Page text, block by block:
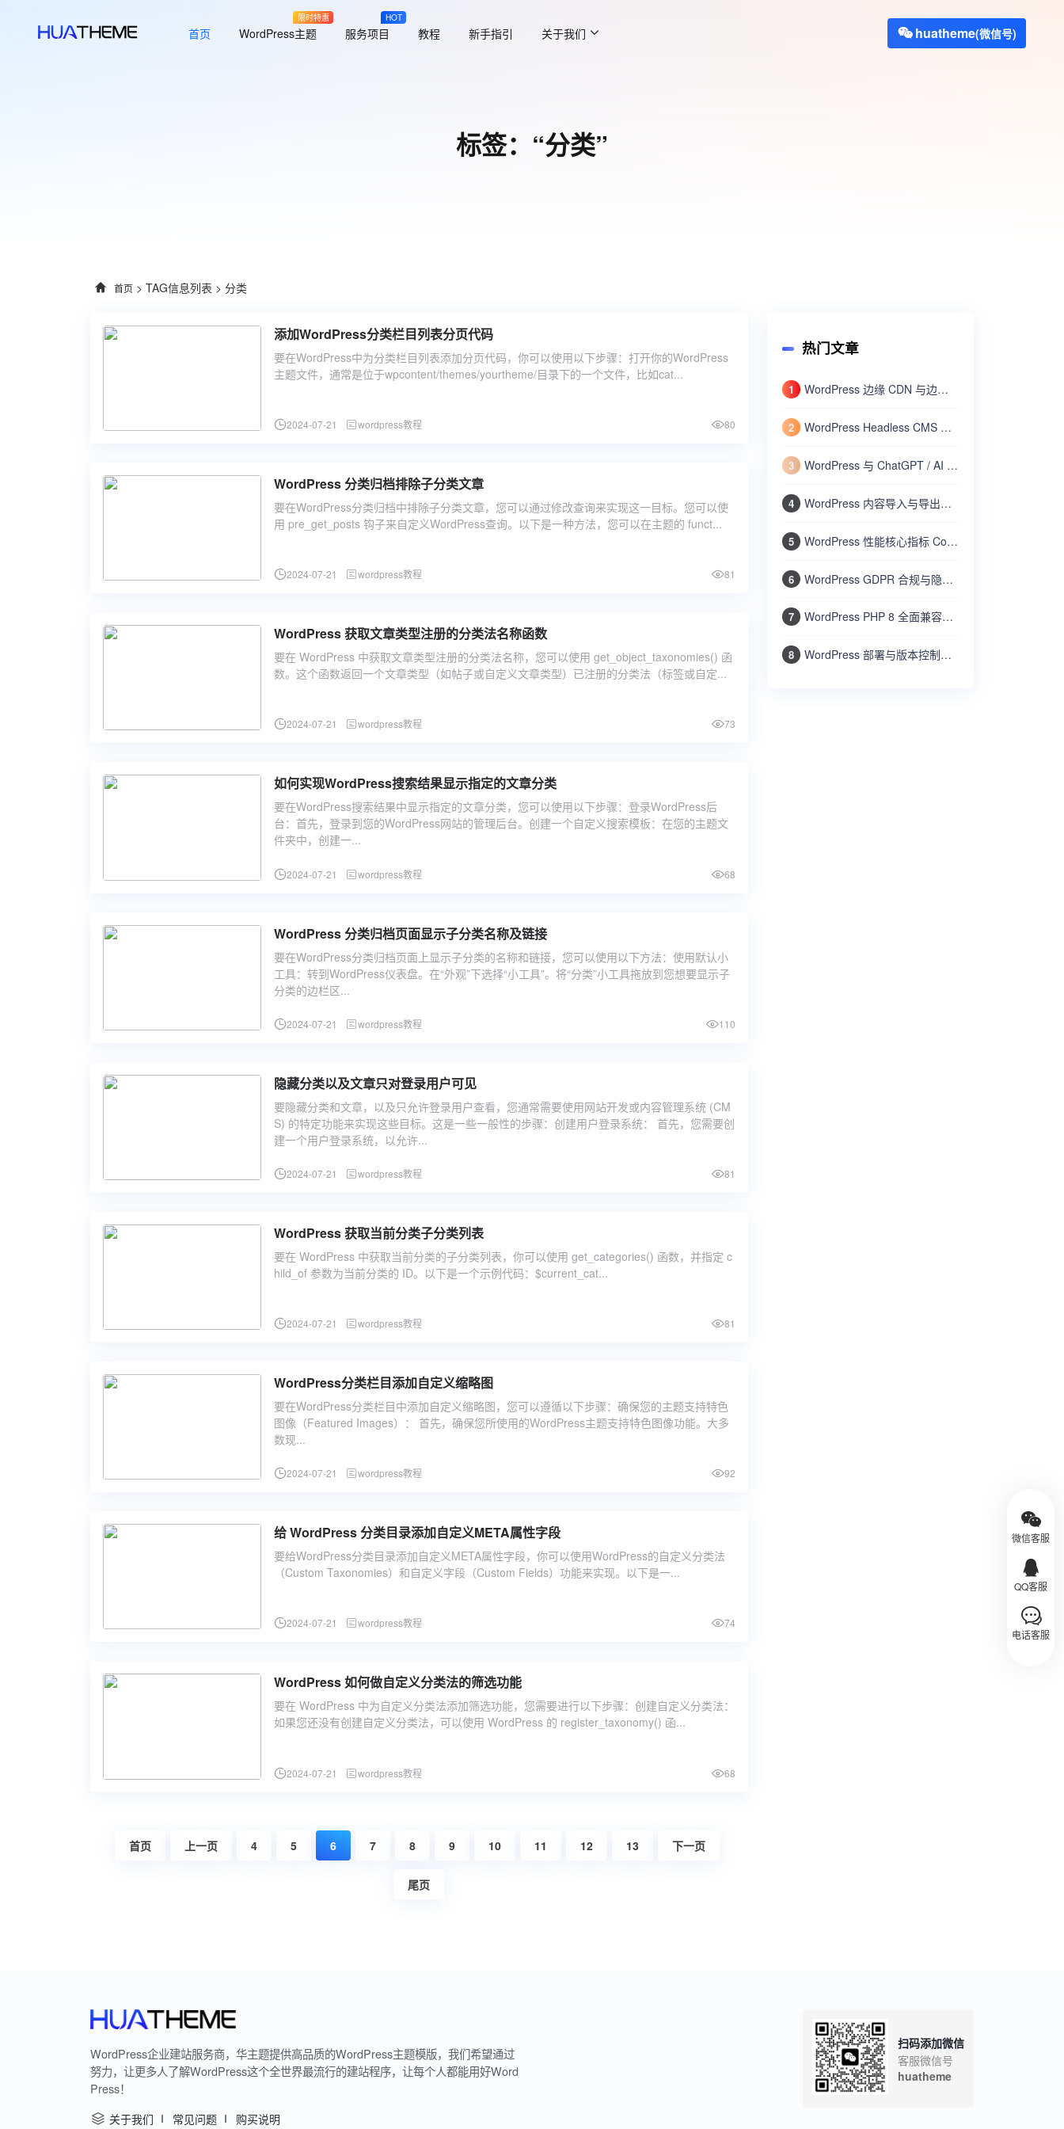
首页 WordPress主题
限时特惠
服务项目
HOT
教程 新手指引 关于我们 huatheme(微信号)
标签：“分类”
首页 > TAG信息列表 > 分类
添加WordPress分类栏目列表分页代码
要在WordPress中为分类栏目列表添加分页代码，你可以使用以下步骤：打开你的WordPress
主题文件，通常是位于wpcontent/themes/yourtheme/目录下的一个文件，比如cat...
2024-07-21 wordpress教程 80
WordPress 分类归档排除子分类文章
要在WordPress分类归档中排除子分类文章，您可以通过修改查询来实现这一目标。您可以使
用 pre_get_posts 钩子来自定义WordPress查询。以下是一种方法，您可以在主题的 funct...
2024-07-21 wordpress教程 81
WordPress 获取文章类型注册的分类法名称函数
要在 WordPress 中获取文章类型注册的分类法名称，您可以使用 get_object_taxonomies() 函
数。这个函数返回一个文章类型（如帖子或自定义文章类型）已注册的分类法（标签或自定...
2024-07-21 wordpress教程 73
如何实现WordPress搜索结果显示指定的文章分类
要在WordPress搜索结果中显示指定的文章分类，您可以使用以下步骤：登录WordPress后
台：首先，登录到您的WordPress网站的管理后台。创建一个自定义搜索模板：在您的主题文
件夹中，创建一...
2024-07-21 wordpress教程 68
WordPress 分类归档页面显示子分类名称及链接
要在WordPress分类归档页面上显示子分类的名称和链接，您可以使用以下方法：使用默认小
工具：转到WordPress仪表盘。在“外观”下选择“小工具”。将“分类”小工具拖放到您想要显示子
分类的边栏区...
2024-07-21 wordpress教程 110
隐藏分类以及文章只对登录用户可见
要隐藏分类和文章，以及只允许登录用户查看，您通常需要使用网站开发或内容管理系统 (CM
S) 的特定功能来实现这些目标。这是一些一般性的步骤：创建用户登录系统： 首先，您需要创
建一个用户登录系统，以允许...
2024-07-21 wordpress教程 81
WordPress 获取当前分类子分类列表
要在 WordPress 中获取当前分类的子分类列表，你可以使用 get_categories() 函数，并指定 c
hild_of 参数为当前分类的 ID。以下是一个示例代码：$current_cat...
2024-07-21 wordpress教程 81
WordPress分类栏目添加自定义缩略图
要在WordPress分类栏目中添加自定义缩略图，您可以遵循以下步骤：确保您的主题支持特色
图像（Featured Images）： 首先，确保您所使用的WordPress主题支持特色图像功能。大多
数现...
2024-07-21 wordpress教程 92
给 WordPress 分类目录添加自定义META属性字段
要给WordPress分类目录添加自定义META属性字段，你可以使用WordPress的自定义分类法
（Custom Taxonomies）和自定义字段（Custom Fields）功能来实现。以下是一...
2024-07-21 wordpress教程 74
WordPress 如何做自定义分类法的筛选功能
要在 WordPress 中为自定义分类法添加筛选功能，您需要进行以下步骤：创建自定义分类法：
如果您还没有创建自定义分类法，可以使用 WordPress 的 register_taxonomy() 函...
2024-07-21 wordpress教程 68
首页 上一页 4 5 6 7 8 9 10 11 12 13 下一页
尾页
热门文章
1 WordPress 边缘 CDN 与边缘计算实战：使用 Cloudflare Workers 加速动态内容与全球分发
2 WordPress Headless CMS 无头架构完全指南：将 WordPress 作为内容 API 结合 Next.js/Nuxt 构建网站
3 WordPress 与 ChatGPT / AI 人工智能集成实战：自动生成文章摘要、SEO 标题和智能客服机器人
4 WordPress 内容导入与导出高级指南：使用 WP-CLI 和内置工具批量迁移文章、用户和设置
5 WordPress 性能核心指标 Core Web Vitals 优化：LCP、FID、CLS 的测量与改进方法
6 WordPress GDPR 合规与隐私保护全攻略：Cookie 通知、数据导出、隐私政策、用户数据删除
7 WordPress PHP 8 全面兼容指南：检查现有代码、处理废弃函数、提升性能和安全
8 WordPress 部署与版本控制最佳实践：使用 Git 管理代码、Composer 管理依赖、自动部署上线
WordPress企业建站服务商，华主题提供高品质的WordPress主题模版，我们希望通过
努力，让更多人了解WordPress这个全世界最流行的建站程序，让每个人都能用好Word
Press！
关于我们 常见问题 购买说明
扫码添加微信
客服微信号
huatheme
微信客服
QQ客服
电话客服